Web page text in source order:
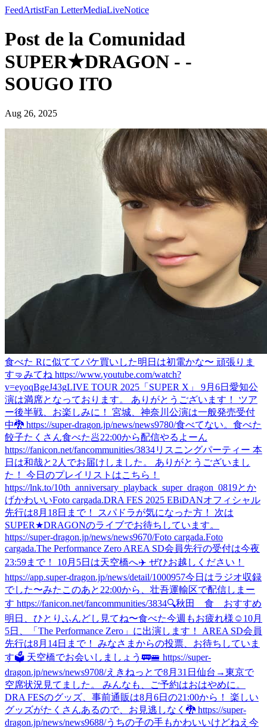
FeedArtistFan LetterMediaLiveNotice
Post de la Comunidad
SUPER★DRAGON - -
SOUGO ITO
Aug 26, 2025
食べた Rに似ててパケ買いした明日は初電かな〜 頑張りま
す🤜 みてね https://www.youtube.com/watch?
v=eyoqBgeJ43gLIVE TOUR 2025「SUPER X」 9月6日愛知公
演は満席となっております。 ありがとうございます！ ツア
ー後半戦、お楽しみに！ 宮城、神奈川公演は一般発売受付
中🐉 https://super-dragon.jp/news/news9780/食べてない。 食べた
餃子たくさん食べた🥟22:00から配信やるよーん
https://fanicon.net/fancommunities/3834リスニングパーティー 本
日は和哉と2人でお届けしました。 ありがとうございまし
た！ 今日のプレイリストはこちら！
https://lnk.to/10th_anniversary_playback_super_dragon_0819とか
げかわいいFoto cargada.DRA FES 2025 EBiDANオフィシャル
先行は8月18日まで！ スパドラが気になった方！ 次は
SUPER★DRAGONのライブでお待ちしています。
https://super-dragon.jp/news/news9670/Foto cargada.Foto
cargada.The Performance Zero AREA SD会員先行の受付は今夜
23:59まで！ 10月5日は天空橋へ✈️ ぜひお越しください！
https://app.super-dragon.jp/news/detail/1000957今日はラジオ収録
でした〜みた このあと22:00から、壮吾運輸区で配信しまー
す https://fanicon.net/fancommunities/3834🔍秋田 食 おすすめ
明日、ひとりふんどし見てね〜食べた今週もお疲れ様☺️ 10月
5日、「The Performance Zero」に出演します！ AREA SD会員
先行は8月14日まで！ みなさまからの投票、お待ちしていま
す🗳️ 天空橋でお会いしましょう🚃🚝 https://super-
dragon.jp/news/news9708/えきねっとで8月31日仙台→東京で
空席状況見てました。 みんなも、ご予約はおはやめに。
DRA FESのグッズ、事前通販は8月6日の21:00から！ 楽しい
グッズがたくさんあるので、お見逃しなく🐉 https://super-
dragon.jp/news/news9688/うちの子の手もかわいいけどねえ 今